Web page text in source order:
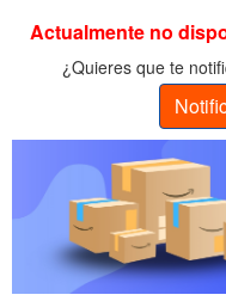
Actualmente no
¿Quieres que te